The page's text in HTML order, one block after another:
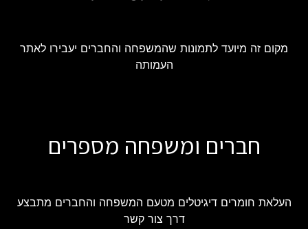
מקום זה מיועד לתמונות שהמשפחה והחברים יעבירו לאתר
העמותה
חברים ומשפחה מספרים
העלאת חומרים דיגיטלים מטעם המשפחה והחברים מתבצע
דרך צור קשר